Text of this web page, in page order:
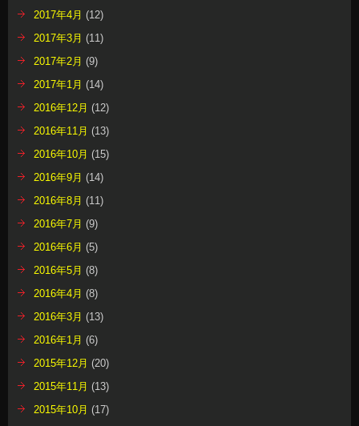
2017年4月 (12)
2017年3月 (11)
2017年2月 (9)
2017年1月 (14)
2016年12月 (12)
2016年11月 (13)
2016年10月 (15)
2016年9月 (14)
2016年8月 (11)
2016年7月 (9)
2016年6月 (5)
2016年5月 (8)
2016年4月 (8)
2016年3月 (13)
2016年1月 (6)
2015年12月 (20)
2015年11月 (13)
2015年10月 (17)